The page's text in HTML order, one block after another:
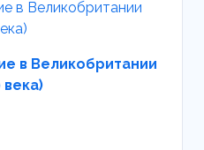
в Великобритании
века)